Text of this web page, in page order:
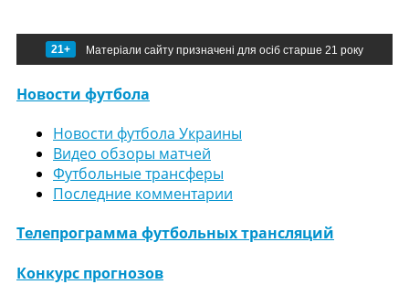
21+ Матеріали сайту призначені для осіб старше 21 року
Новости футбола
Новости футбола Украины
Видео обзоры матчей
Футбольные трансферы
Последние комментарии
Телепрограмма футбольных трансляций
Конкурс прогнозов